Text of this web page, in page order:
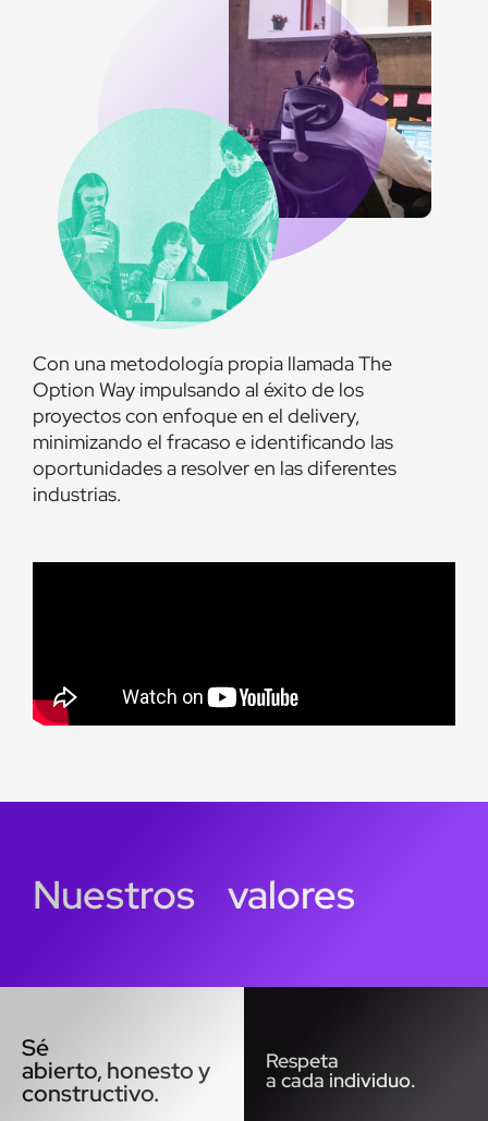
Con una metodología propia llamada The
Option Way impulsando al éxito de los
proyectos con enfoque en el delivery,
minimizando el fracaso e identificando las
oportunidades a resolver en las diferentes
industrias.
Nuestros valores
Sé
abierto, honesto y
constructivo.
Respeta
a cada individuo.